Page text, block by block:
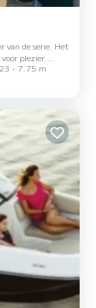
van de serie. Het
plezier.
komen rond een
7.75 m